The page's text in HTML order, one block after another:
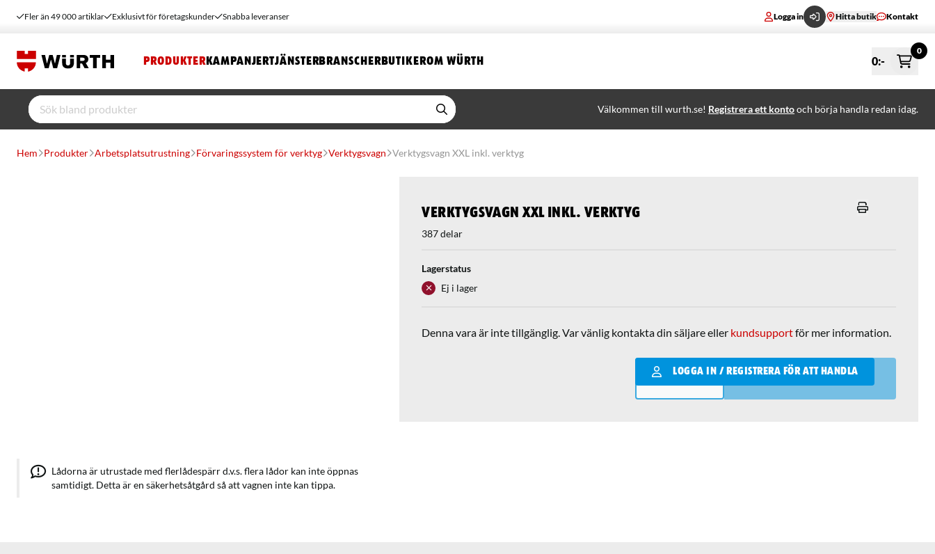
Fler än 49 000 artiklar Exklusivt för företagskunder Snabba leveranser Logga in Hitta butik Kontakt
PRODUKTER KAMPANJERTJÄNSTERBRANSCHERBUTIKEROM WÜRTH 0:-
0
Välkommen till wurth.se! Registrera ett kontooch börja handla redan idag.
Hem Produkter Arbetsplatsutrustning Förvaringssystem för verktyg Verktygsvagn Verktygsvagn XXL inkl. verktyg
Verktygsvagn XXL inkl. verktyg
387 delar
Lagerstatus
Ej i lager
Denna vara är inte tillgänglig. Var vänlig kontakta din säljare eller kundsupportför mer information.
LOGGA IN / REGISTRERA FÖR ATT HANDLA
Qantity
LÄGG I VARUKORGEN
Lådorna är utrustade med flerlådespärr d.v.s. flera lådor kan inte öppnas
samtidigt. Detta är en säkerhetsåtgård så att vagnen inte kan tippa.